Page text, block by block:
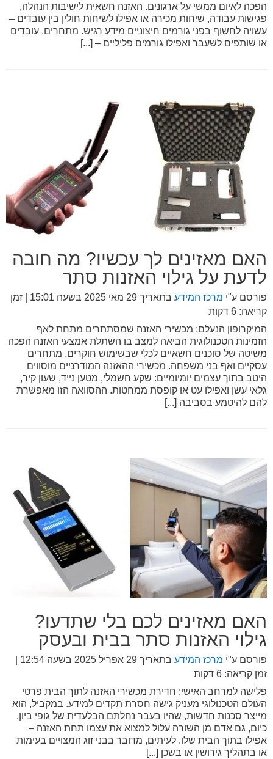
הפכה לאיום ממשי על ארגונים. האזנה חשאית לישיבות הנהלה,
פגישות עבודה, שיחות מכירה או אפילו לשיחות חולין בין עובדים –
עשויה לחשוף בפני גורמים חיצוניים מידע רגיש. מתחרים, עובדים
או שותפים לשעבר ואפילו גורמים פליליים – [...]
האם מאזינים לך עכשיו? מה חובה
לדעת על גילוי האזנות סתר
פורסם ע"י מרכז המידע בתאריך 29 מאי 2025 בשעה 15:01
| זמן
קריאה: 6 דקות
המיקרופון הנעלם: מכשירי האזנה שמסתתרים מתחת לאף
הזמינות הטכנולוגית הביאה למצב בו השתלת אמצעי האזנה הפכה
משיטה של סוכנים חשאיים לכלי שבשימוש חוקרים, מתחרים
עסקיים ואף בני משפחה. מכשירי ההאזנה המודרניים מוסווים
היטב בתוך עצמים יומיומיים: שקע חשמלי, מטען נייד, שעון קיר,
גלאי עשן ואפילו עט או קופסת ממחטות. ההסוואה הזו מאפשרת
להם להיטמע בסביבה [...]
האם מאזינים לכם בלי שתדעו?
גילוי האזנות סתר בבית ובעסק
פורסם ע"י מרכז המידע בתאריך 29 אפריל 2025 בשעה 12:54
זמן קריאה: 6 דקות
פלישה למרחב האישי: חדירת מכשירי האזנה לתוך הבית פרטי
העולם הטכנולוגי מעניק גישה חסרת תקדים למידע. במקביל, הוא
מייצר סכנות חדשות, שהיו בעבר נחלתם הבלעדית של גופי ביון.
כיום, גם אדם מן השורה עלול למצוא את עצמו תחת האזנה –
אפילו בתוך הבית שלו. לעיתים, מדובר בבני זוג המצויים בעימות
או בתהליך גירושין או בשכן [...]